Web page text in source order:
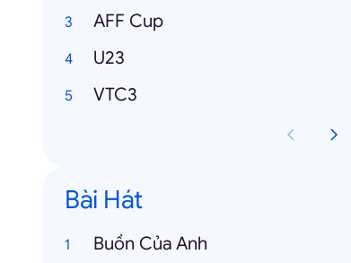
AFF Cup
U23
VTC3
Bài Hát
Buồn Của Anh